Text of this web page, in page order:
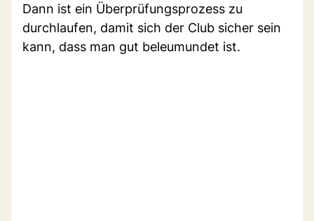
Dann ist ein Überprüfungsprozess zu
durchlaufen, damit sich der Club sicher sein
kann, dass man gut beleumundet ist.